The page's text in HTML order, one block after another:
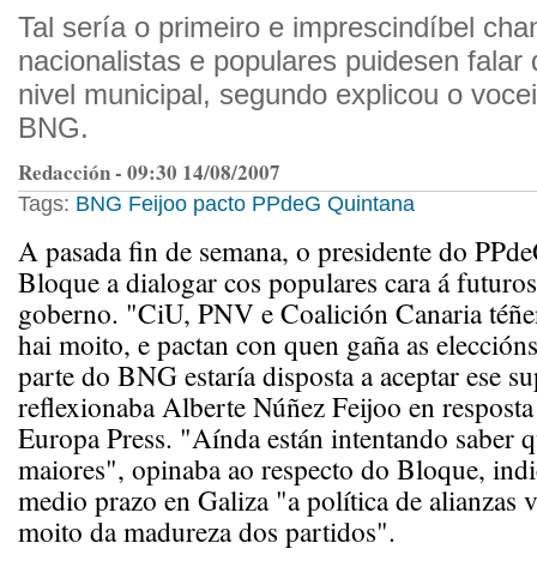
Tal sería o primeiro e imprescindíbel
nacionalistas e populares puidesen falar
nivel municipal, segundo explicou o
BNG.
Redacción - 09:30 14/08/2007
Tags: BNG Feijoo pacto PPdeG Quintana
A pasada fin de semana, o presidente do
Bloque a dialogar cos populares cara á
goberno. "CiU, PNV e Coalición Canaria
hai moito, e pactan con quen gaña as
parte do BNG estaría disposta a aceptar ese
reflexionaba Alberte Núñez Feijoo en
Europa Press. "Aínda están intentando saber
maiores", opinaba ao respecto do Bloque,
medio prazo en Galiza "a política de alianzas
moito da madureza dos partidos".